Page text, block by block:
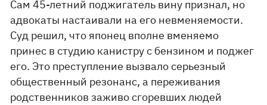
Сам 45-летний поджигатель вину признал, но
адвокаты настаивали на его невменяемости.
Суд решил, что японец вполне вменяемо
принес в студию канистру с бензином и поджег
его. Это преступление вызвало серьезный
общественный резонанс, а переживания
родственников заживо сгоревших людей